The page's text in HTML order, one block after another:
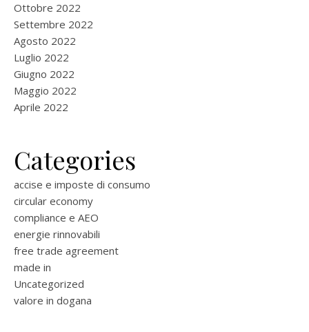
Ottobre 2022
Settembre 2022
Agosto 2022
Luglio 2022
Giugno 2022
Maggio 2022
Aprile 2022
Categories
accise e imposte di consumo
circular economy
compliance e AEO
energie rinnovabili
free trade agreement
made in
Uncategorized
valore in dogana